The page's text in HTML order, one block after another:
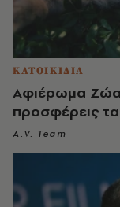
ΚΑΤΟΙΚΙΔΙΑ
Αφιέρωμα
προσφέρεις
A.V. Team